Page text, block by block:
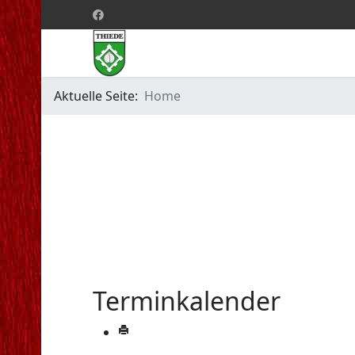
Aktuelle Seite: Home
Terminkalender